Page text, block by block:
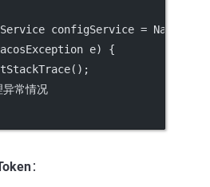
configService
=
e) {
();
常情况
：